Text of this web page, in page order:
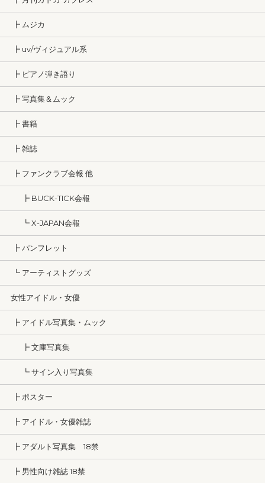
┣ ムジカ
┣ uv/ヴィジュアル系
┣ ピアノ弾き語り
┣ 写真集＆ムック
┣ 書籍
┣ 雑誌
┣ ファンクラブ会報 他
┣ BUCK-TICK会報
┗ X-JAPAN会報
┣ パンフレット
┗ アーティストグッズ
女性アイドル・女優
┣ アイドル写真集・ムック
┣ 文庫写真集
┗ サイン入り写真集
┣ ポスター
┣ アイドル・女優雑誌
┣ アダルト写真集 18禁
┣ 男性向け雑誌 18禁